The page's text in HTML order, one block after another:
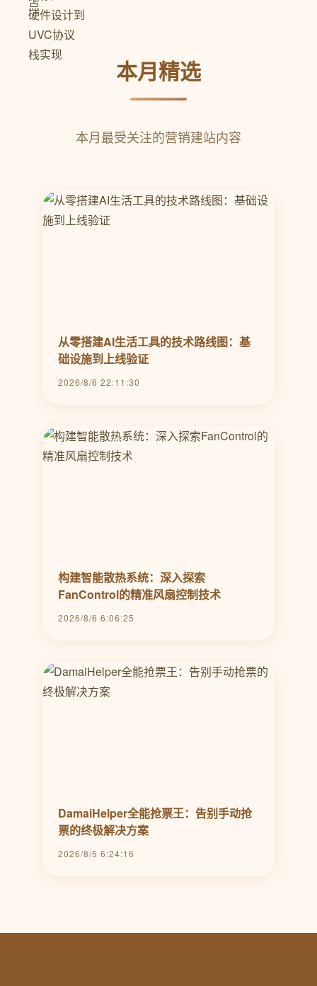
本月精选
本月最受关注的营销建站内容
从零搭建AI生活工具的技术路线图：基
础设施到上线验证
2026/8/6 22:11:30
构建智能散热系统：深入探索
FanControl的精准风扇控制技术
2026/8/6 6:06:25
DamaiHelper全能抢票王：告别手动抢
票的终极解决方案
2026/8/5 6:24:16